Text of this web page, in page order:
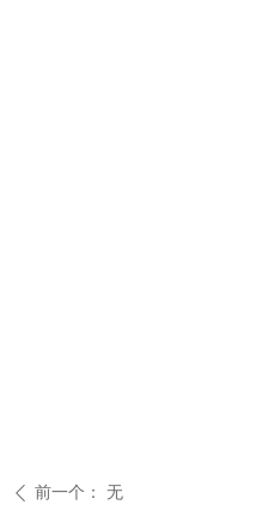
ꄴ 前一个： 无